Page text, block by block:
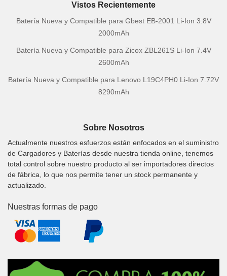
Vistos Recientemente
Batería Nueva y Compatible para Gbest EB-2001 Li-Ion 3.8V
2000mAh
Batería Nueva y Compatible para Zicox ZBL261S Li-Ion 7.4V
2600mAh
Batería Nueva y Compatible para Lenovo L19C4PH0 Li-Ion 7.72V
8290mAh
Sobre Nosotros
Actualmente nuestros esfuerzos están enfocados en el suministro
de Cargadores y Baterías desde nuestra tienda online, tenemos
total control sobre nuestro producto al ser importadores directos
de fábrica, lo que nos permite tener un stock permanente y
actualizado.
Nuestras formas de pago